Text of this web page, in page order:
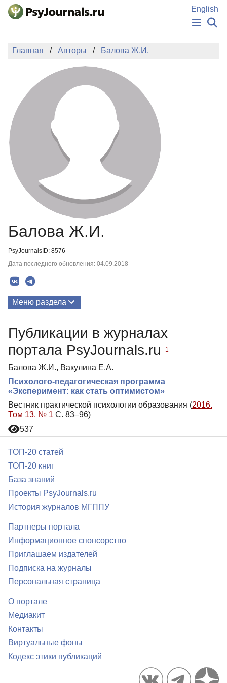
Перейти к основному содержанию
English
НОВОСТИ
АВТОРЫ
ПОДАТЬ РУКОПИСЬ
БАЗА ЗНАНИЙ
КЛЮЧЕВЫЕ СЛОВА
Регистрация
Главная Авторы Балова Ж.И.
Балова Ж.И.
PsyJournalsID: 8576
Дата последнего обновления: 04.09.2018
Меню раздела
Публикации в журналах
портала PsyJournals.ru
1
Балова Ж.И., Вакулина Е.А.
Психолого-педагогическая программа
«Эксперимент: как стать оптимистом»
Вестник практической психологии образования (2016.
Том 13. № 1 С. 83–96)
537
ТОП-20 статей
ТОП-20 книг
База знаний
Проекты PsyJournals.ru
История журналов МГППУ
Партнеры портала
Информационное спонсорство
Приглашаем издателей
Подписка на журналы
Персональная страница
О портале
Медиакит
Контакты
Виртуальные фоны
Кодекс этики публикаций